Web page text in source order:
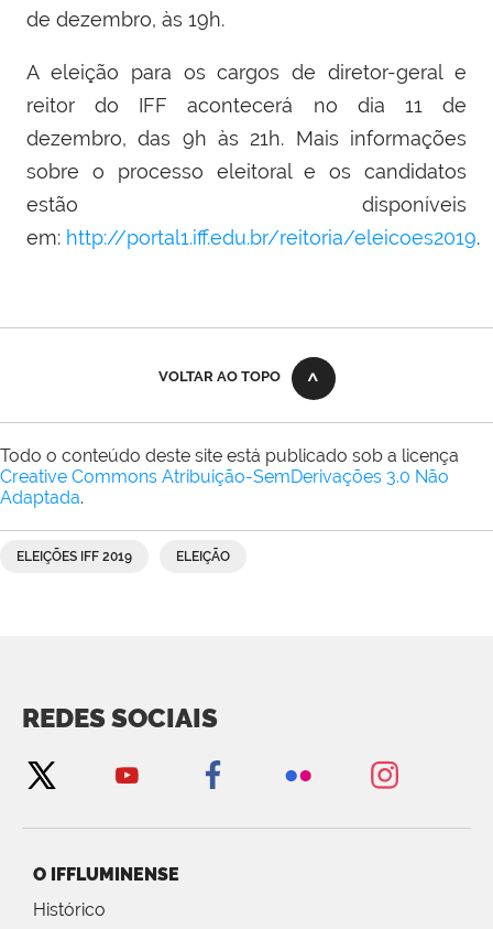
de dezembro, às 19h.
A eleição para os cargos de diretor-geral e
reitor do IFF acontecerá no dia 11 de
dezembro, das 9h às 21h. Mais informações
sobre o processo eleitoral e os candidatos
estão disponíveis
em: http://portal1.iff.edu.br/reitoria/eleicoes2019.
VOLTAR AO TOPO
Todo o conteúdo deste site está publicado sob a licença
Creative Commons Atribuição-SemDerivações 3.0 Não
Adaptada.
ELEIÇÕES IFF 2019 ELEIÇÃO
REDES SOCIAIS
O IFFLUMINENSE
Histórico